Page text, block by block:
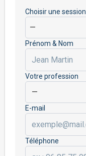
Choisir une session
Prénom & Nom
Votre profession
E-mail
Téléphone